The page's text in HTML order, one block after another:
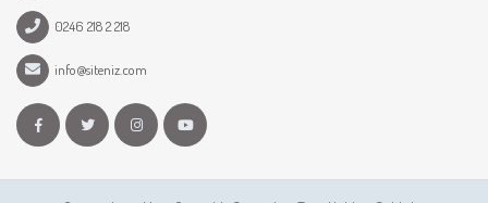
0246 218 2 218
info@siteniz.com